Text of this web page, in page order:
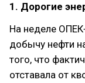
1. Дорогие
На неделе
добычу нефти
того, что
отставала от